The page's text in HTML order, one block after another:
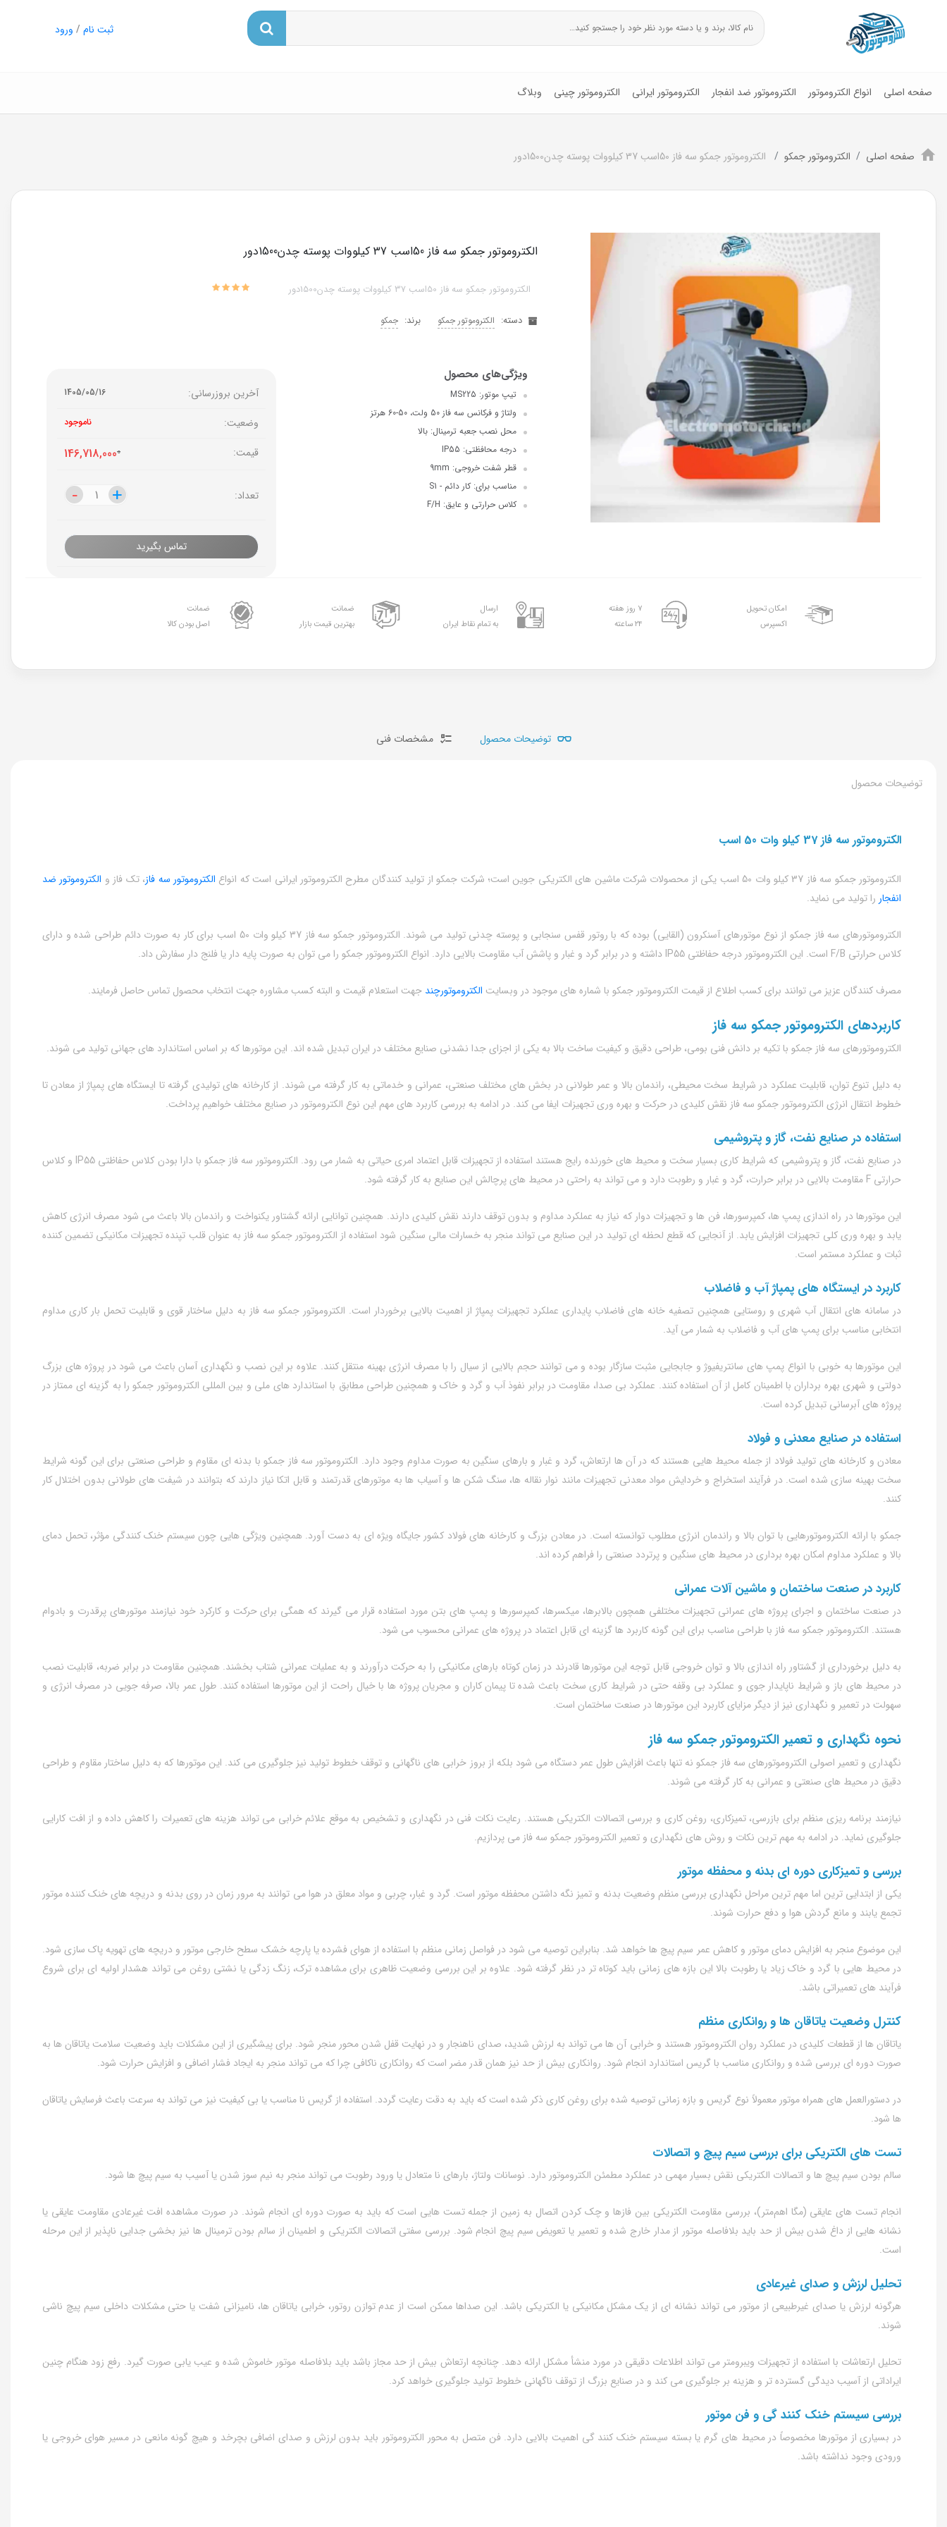
ثبت نام / ورود
صفحه اصلی انواع الکتروموتور الکتروموتور ضد انفجار الکتروموتور ایرانی الکتروموتور چینی وبلاگ
صفحه اصلی الکتروموتور جمکو الکتروموتور جمکو سه فاز 50اسب 37 کیلووات پوسته چدن1500دور
الکتروموتور جمکو سه فاز 50اسب 37 کیلووات پوسته چدن1500دور
الکتروموتور جمکو سه فاز 50اسب 37 کیلووات پوسته چدن1500دور
دسته: الکتروموتور جمکو برند: جمکو
تیپ موتور: MS225
ولتاژ و فرکانس سه فاز 50 ولت، 50-60 هرتز
محل نصب جعبه ترمینال: بالا
درجه محافظتی: IP55
قطر شفت خروجی: 9mm
مناسب برای: کار دائم - S1
کلاس حرارتی و عایق: F/H
آخرین بروزرسانی: 1405/05/16
وضعیت: ناموجود
قیمت: 146,718,0000
تعداد: +
- +
-
تماس بگیرید
امکان تحویل
اکسپرس
۷ روز هفته
۲۴ ساعته
ارسال
به تمام نقاط ایران
ضمانت
بهترین قیمت بازار
ضمانت
اصل بودن کالا
توضیحات محصول مشخصات فنی
توضیحات محصول
الکتروموتور سه فاز 37 کیلو وات 50 اسب
الکتروموتور جمکو سه فاز 37 کیلو وات 50 اسب یکی از محصولات شرکت ماشین های الکتریکی جوین است؛ شرکت جمکو از تولید کنندگان مطرح الکتروموتور ایرانی است که انواع الکتروموتور سه فاز، تک فاز و الکتروموتور ضد
انفجار را تولید می نماید.
الکتروموتورهای سه فاز جمکو از نوع موتورهای آسنکرون (القایی) بوده که با روتور قفس سنجابی و پوسته چدنی تولید می شوند. الکتروموتور جمکو سه فاز 37 کیلو وات 50 اسب برای کار به صورت دائم طراحی شده و دارای
کلاس حرارتی F/B است. این الکتروموتور درجه حفاظتی IP55 داشته و در برابر گرد و غبار و پاشش آب مقاومت بالایی دارد. انواع الکتروموتور جمکو را می توان به صورت پایه دار یا فلنج دار سفارش داد.
مصرف کنندگان عزیز می توانند برای کسب اطلاع از قیمت الکتروموتور جمکو با شماره های موجود در وبسایت الکتروموتورچند جهت استعلام قیمت و البته کسب مشاوره جهت انتخاب محصول تماس حاصل فرمایند.
کاربردهای الکتروموتور جمکو سه فاز
الکتروموتورهای سه فاز جمکو با تکیه بر دانش فنی بومی، طراحی دقیق و کیفیت ساخت بالا به یکی از اجزای جدا نشدنی صنایع مختلف در ایران تبدیل شده‌ اند. این موتورها که بر اساس استاندارد های جهانی تولید می‌ شوند.
به دلیل تنوع توان، قابلیت عملکرد در شرایط سخت محیطی، راندمان بالا و عمر طولانی در بخش‌ های مختلف صنعتی، عمرانی و خدماتی به‌ کار گرفته می‌ شوند. از کارخانه‌ های تولیدی گرفته تا ایستگاه‌ های پمپاژ از معادن تا
خطوط انتقال انرژی الکتروموتور جمکو سه فاز نقش کلیدی در حرکت و بهره‌ وری تجهیزات ایفا می‌ کند. در ادامه به بررسی کاربرد های مهم این نوع الکتروموتور در صنایع مختلف خواهیم پرداخت.
استفاده در صنایع نفت، گاز و پتروشیمی
در صنایع نفت، گاز و پتروشیمی که شرایط کاری بسیار سخت و محیط‌ های خورنده رایج هستند استفاده از تجهیزات قابل اعتماد امری حیاتی به شمار می‌ رود. الکتروموتور سه فاز جمکو با دارا بودن کلاس حفاظتی IP55 و کلاس
حرارتی F مقاومت بالایی در برابر حرارت، گرد و غبار و رطوبت دارد و می‌ تواند به‌ راحتی در محیط‌ های پرچالش این صنایع به کار گرفته شود.
این موتورها در راه‌ اندازی پمپ‌ ها، کمپرسورها، فن‌ ها و تجهیزات دوار که نیاز به عملکرد مداوم و بدون توقف دارند نقش کلیدی دارند. همچنین توانایی ارائه گشتاور یکنواخت و راندمان بالا باعث می‌ شود مصرف انرژی کاهش
یابد و بهره‌ وری کلی تجهیزات افزایش یابد. از آنجایی که قطع لحظه‌ ای تولید در این صنایع می‌ تواند منجر به خسارات مالی سنگین شود استفاده از الکتروموتور جمکو سه فاز به‌ عنوان قلب تپنده تجهیزات مکانیکی تضمین‌ کننده
ثبات و عملکرد مستمر است.
کاربرد در ایستگاه‌ های پمپاژ آب و فاضلاب
در سامانه‌ های انتقال آب شهری و روستایی همچنین تصفیه‌ خانه‌ های فاضلاب پایداری عملکرد تجهیزات پمپاژ از اهمیت بالایی برخوردار است. الکتروموتور جمکو سه فاز به دلیل ساختار قوی و قابلیت تحمل بار کاری مداوم
انتخابی مناسب برای پمپ‌ های آب و فاضلاب به شمار می‌ آید.
این موتورها به‌ خوبی با انواع پمپ‌ های سانتریفیوژ و جابجایی مثبت سازگار بوده و می‌ توانند حجم بالایی از سیال را با مصرف انرژی بهینه منتقل کنند. علاوه بر این نصب و نگهداری آسان باعث می‌ شود در پروژه‌ های بزرگ
دولتی و شهری بهره‌ برداران با اطمینان کامل از آن استفاده کنند. عملکرد بی‌ صدا، مقاومت در برابر نفوذ آب و گرد و خاک و همچنین طراحی مطابق با استاندارد های ملی و بین‌ المللی الکتروموتور جمکو را به گزینه‌ ای ممتاز در
پروژه‌ های آبرسانی تبدیل کرده است.
استفاده در صنایع معدنی و فولاد
معادن و کارخانه‌ های تولید فولاد از جمله محیط‌ هایی هستند که در آن‌ ها ارتعاش، گرد و غبار و بارهای سنگین به‌ صورت مداوم وجود دارد. الکتروموتور سه فاز جمکو با بدنه‌ ای مقاوم و طراحی صنعتی برای این‌ گونه شرایط
سخت بهینه‌ سازی شده است. در فرآیند استخراج و خردایش مواد معدنی تجهیزات مانند نوار نقاله‌ ها، سنگ‌ شکن‌ ها و آسیاب‌ ها به موتورهای قدرتمند و قابل اتکا نیاز دارند که بتوانند در شیفت‌ های طولانی بدون اختلال کار
کنند.
جمکو با ارائه الکتروموتورهایی با توان بالا و راندمان انرژی مطلوب توانسته است. در معادن بزرگ و کارخانه‌ های فولاد کشور جایگاه ویژه‌ ای به‌ دست آورد. همچنین ویژگی‌ هایی چون سیستم خنک‌ کنندگی مؤثر، تحمل دمای
بالا و عملکرد مداوم امکان بهره‌ برداری در محیط‌ های سنگین و پرتردد صنعتی را فراهم کرده‌ اند.
کاربرد در صنعت ساختمان و ماشین‌ آلات عمرانی
در صنعت ساختمان و اجرای پروژه‌ های عمرانی تجهیزات مختلفی همچون بالابرها، میکسرها، کمپرسورها و پمپ‌ های بتن مورد استفاده قرار می‌ گیرند که همگی برای حرکت و کارکرد خود نیازمند موتورهای پرقدرت و بادوام
هستند. الکتروموتور جمکو سه فاز با طراحی مناسب برای این‌ گونه کاربرد ها گزینه‌ ای قابل اعتماد در پروژه‌ های عمرانی محسوب می‌ شود.
به دلیل برخورداری از گشتاور راه‌ اندازی بالا و توان خروجی قابل توجه این موتورها قادرند در زمان کوتاه بارهای مکانیکی را به حرکت درآورند و به عملیات عمرانی شتاب بخشند. همچنین مقاومت در برابر ضربه، قابلیت نصب
در محیط‌ های باز و شرایط ناپایدار جوی و عملکرد بی‌ وقفه حتی در شرایط کاری سخت باعث شده تا پیمان کاران و مجریان پروژه‌ ها با خیال راحت از این موتورها استفاده کنند. طول عمر بالا، صرفه‌ جویی در مصرف انرژی و
سهولت در تعمیر و نگهداری نیز از دیگر مزایای کاربرد این موتورها در صنعت ساختمان است.
نحوه نگهداری و تعمیر الکتروموتور جمکو سه فاز
نگهداری و تعمیر اصولی الکتروموتورهای سه فاز جمکو نه تنها باعث افزایش طول عمر دستگاه می‌ شود بلکه از بروز خرابی‌ های ناگهانی و توقف خطوط تولید نیز جلوگیری می‌ کند. این موتورها که به دلیل ساختار مقاوم و طراحی
دقیق در محیط‌ های صنعتی و عمرانی به کار گرفته می‌ شوند.
نیازمند برنامه‌ ریزی منظم برای بازرسی، تمیزکاری، روغن‌ کاری و بررسی اتصالات الکتریکی هستند. رعایت نکات فنی در نگهداری و تشخیص به‌ موقع علائم خرابی می‌ تواند هزینه‌ های تعمیرات را کاهش داده و از افت کارایی
جلوگیری نماید. در ادامه به مهم‌ ترین نکات و روش‌ های نگهداری و تعمیر الکتروموتور جمکو سه فاز می‌ پردازیم.
بررسی و تمیزکاری دوره‌ ای بدنه و محفظه موتور
یکی از ابتدایی‌ ترین اما مهم‌ ترین مراحل نگهداری بررسی منظم وضعیت بدنه و تمیز نگه‌ داشتن محفظه موتور است. گرد و غبار، چربی و مواد معلق در هوا می‌ توانند به مرور زمان در روی بدنه و دریچه‌ های خنک‌ کننده موتور
تجمع یابند و مانع گردش هوا و دفع حرارت شوند.
این موضوع منجر به افزایش دمای موتور و کاهش عمر سیم‌ پیچ‌ ها خواهد شد. بنابراین توصیه می‌ شود در فواصل زمانی منظم با استفاده از هوای فشرده یا پارچه خشک سطح خارجی موتور و دریچه‌ های تهویه پاک‌ سازی شود.
در محیط‌ هایی با گرد و خاک زیاد یا رطوبت بالا این بازه‌ های زمانی باید کوتاه‌ تر در نظر گرفته شود. علاوه بر این بررسی وضعیت ظاهری برای مشاهده ترک، زنگ‌ زدگی یا نشتی روغن می‌ تواند هشدار اولیه‌ ای برای شروع
فرآیند های تعمیراتی باشد.
کنترل وضعیت یاتاقان‌ ها و روانکاری منظم
یاتاقان‌ ها از قطعات کلیدی در عملکرد روان الکتروموتور هستند و خرابی آن‌ ها می‌ تواند به لرزش شدید، صدای ناهنجار و در نهایت قفل شدن محور منجر شود. برای پیشگیری از این مشکلات باید وضعیت سلامت یاتاقان‌ ها به
صورت دوره‌ ای بررسی شده و روانکاری مناسب با گریس استاندارد انجام شود. روانکاری بیش از حد نیز همان‌ قدر مضر است که روانکاری ناکافی چرا که می‌ تواند منجر به ایجاد فشار اضافی و افزایش حرارت شود.
در دستورالعمل‌ های همراه موتور معمولاً نوع گریس و بازه زمانی توصیه‌ شده برای روغن‌ کاری ذکر شده است که باید به‌ دقت رعایت گردد. استفاده از گریس نا مناسب یا بی‌ کیفیت نیز می‌ تواند به سرعت باعث فرسایش یاتاقان‌
ها شود.
تست‌ های الکتریکی برای بررسی سیم‌ پیچ و اتصالات
سالم بودن سیم‌ پیچ‌ ها و اتصالات الکتریکی نقش بسیار مهمی در عملکرد مطمئن الکتروموتور دارد. نوسانات ولتاژ، بارهای نا متعادل یا ورود رطوبت می‌ تواند منجر به نیم‌ سوز شدن یا آسیب به سیم‌ پیچ‌ ها شود.
انجام تست‌ های عایقی (مگا اهم‌متر)، بررسی مقاومت الکتریکی بین فازها و چک کردن اتصال به زمین از جمله تست‌ هایی است که باید به‌ صورت دوره‌ ای انجام شوند. در صورت مشاهده افت غیرعادی مقاومت عایقی یا
نشانه‌ هایی از داغ‌ شدن بیش از حد باید بلافاصله موتور از مدار خارج شده و تعمیر یا تعویض سیم‌ پیچ انجام شود. بررسی سفتی اتصالات الکتریکی و اطمینان از سالم بودن ترمینال‌ ها نیز بخشی جدایی‌ ناپذیر از این مرحله
است.
تحلیل لرزش و صدای غیرعادی
هرگونه لرزش یا صدای غیرطبیعی از موتور می‌ تواند نشانه‌ ای از یک مشکل مکانیکی یا الکتریکی باشد. این صداها ممکن است از عدم توازن روتور، خرابی یاتاقان‌ ها، نامیزانی شفت یا حتی مشکلات داخلی سیم‌ پیچ ناشی
شوند.
تحلیل ارتعاشات با استفاده از تجهیزات ویبرومتر می‌ تواند اطلاعات دقیقی در مورد منشأ مشکل ارائه دهد. چنانچه ارتعاش بیش از حد مجاز باشد باید بلافاصله موتور خاموش شده و عیب‌ یابی صورت گیرد. رفع زود هنگام چنین
ایراداتی از آسیب‌ دیدگی گسترده‌ تر و هزینه‌ بر جلوگیری می‌ کند و در صنایع بزرگ از توقف ناگهانی خطوط تولید جلوگیری خواهد کرد.
بررسی سیستم خنک‌ کنند گی و فن موتور
در بسیاری از موتورها مخصوصاً در محیط‌ های گرم یا بسته سیستم خنک‌ کنند گی اهمیت بالایی دارد. فن متصل به محور الکتروموتور باید بدون لرزش و صدای اضافی بچرخد و هیچ‌ گونه مانعی در مسیر هوای خروجی یا
ورودی وجود نداشته باشد.